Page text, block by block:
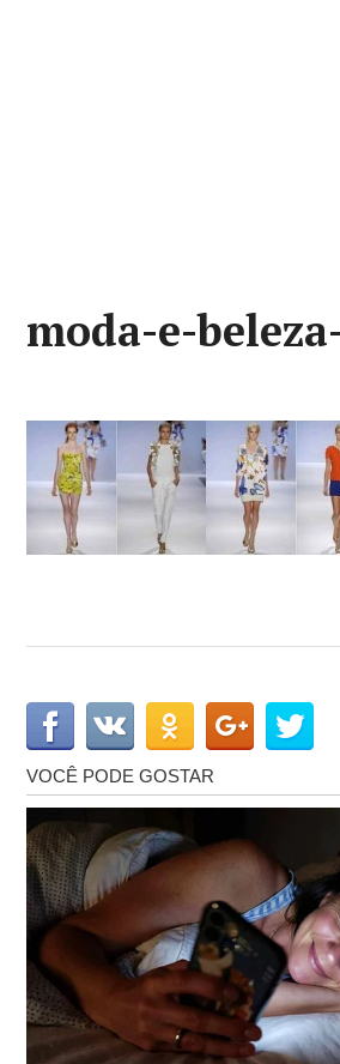
moda-e-